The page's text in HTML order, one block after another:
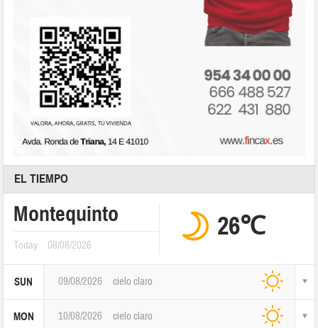
EL TIEMPO
Montequinto
Today 08/08/2026
26℃
SUN 09/08/2026 cielo claro
MON 10/08/2026 cielo claro